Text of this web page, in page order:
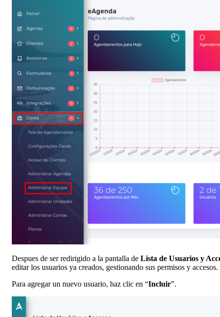
Despues de ser redirigido a la pantalla de Lista de Usuarios y
editar los usuarios ya creados, gestionando sus permisos y accesos.
Para agregar un nuevo usuario, haz clic en “Incluir”.